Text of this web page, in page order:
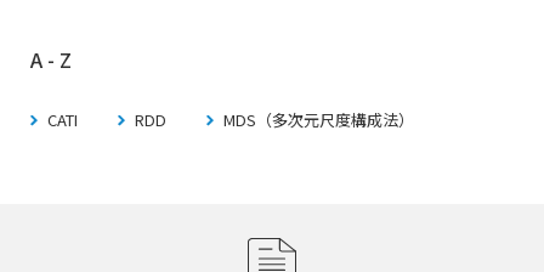
A - Z
CATI RDD MDS（多次元尺度構成法）